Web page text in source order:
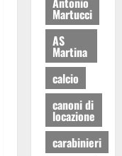
Martucci
AS
Martina
calcio
canoni di
locazione
carabinieri